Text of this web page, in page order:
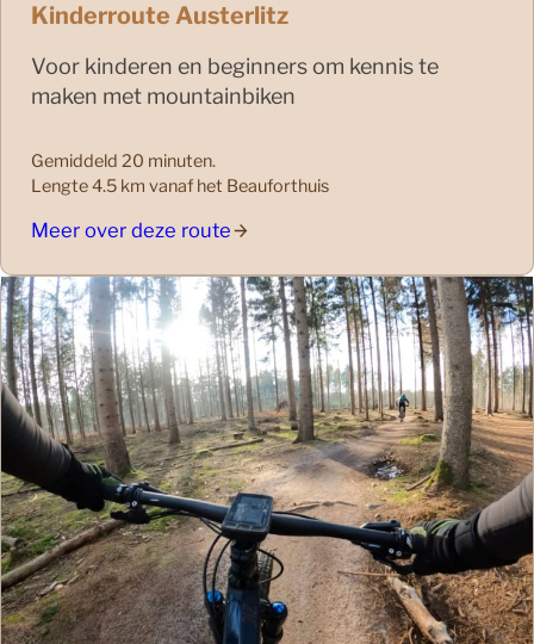
Kinderroute Austerlitz
Voor kinderen en beginners om kennis te
maken met mountainbiken
Gemiddeld 20 minuten.
Lengte 4.5 km vanaf het Beauforthuis
Meer over deze route